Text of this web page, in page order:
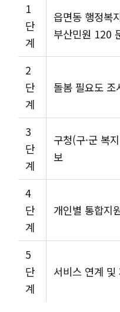
1
단
계
읍면동 행정복
부산민원 120
2
단
계
돌봄 필요도 조
3
단
계
구청(구·군 복
보
4
단
계
개인별 통합지
5
단
계
서비스 연계 및